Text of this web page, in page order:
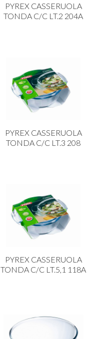
PYREX CASSERUOLA
TONDA C/C LT.2 204A
PYREX CASSERUOLA
TONDA C/C LT.3 208
PYREX CASSERUOLA
TONDA C/C LT.5,1 118A